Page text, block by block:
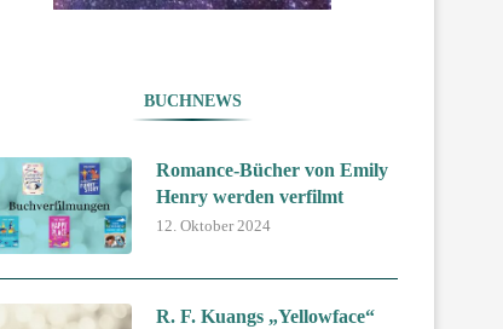
BUCHNEWS
Romance-Bücher von Emily
Henry werden verfilmt
12. Oktober 2024
R. F. Kuangs „Yellowface“